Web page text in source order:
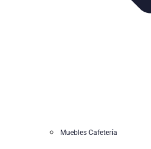
Muebles Cafetería